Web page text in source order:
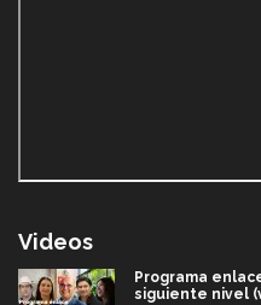
Videos
Programa
siguiente nivel